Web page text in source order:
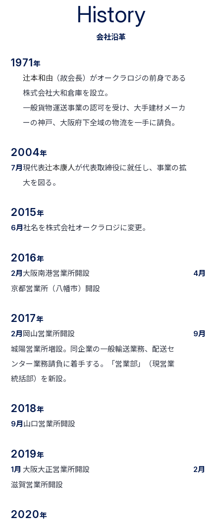
History
会社沿革
1971年
（故会長）がオークラロジの前身である
株式会社大和倉庫を設立。
一般貨物運送事業の認可を受け、大手建材メーカ
ーの神戸、大阪府下全域の物流を一手に請負。
2004年
7月現代表
が代表取締役に就任し、事業の拡
大を図る。
2015年
6月社名を株式会社オークラロジに変更。
2016年
2月大阪南港営業所開設 4月
京都営業所（八幡市）開設
2017年
2月岡山営業所開設 9月
城陽営業所増設。同企業の一般輸送業務、配送セ
ンター業務請負に着手する。「営業部」（現営業
統括部）を新設。
2018年
9月山口営業所開設
2019年
1月 大阪大正営業所開設 2月
滋賀営業所開設
2020年